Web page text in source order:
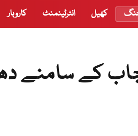
جنگ کھیل انٹرٹینمنٹ کاروبار
کے سامنے